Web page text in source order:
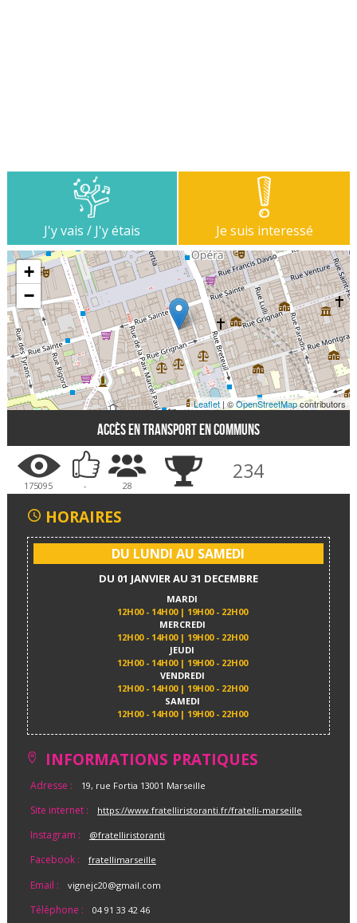
J'y vais / J'y étais Je suis interessé
+
−
Leaflet | ©OpenStreetMapcontributors
Accès en transport en communs
175095 - 28
234
HORAIRES
DU LUNDI AU SAMEDI
DU 01 JANVIER AU 31 DECEMBRE
MARDI
12H00 - 14H00 | 19H00 - 22H00
MERCREDI
12H00 - 14H00 | 19H00 - 22H00
JEUDI
12H00 - 14H00 | 19H00 - 22H00
VENDREDI
12H00 - 14H00 | 19H00 - 22H00
SAMEDI
12H00 - 14H00 | 19H00 - 22H00
INFORMATIONS PRATIQUES
Adresse : 19, rue Fortia 13001 Marseille
Site internet : https://www.fratelliristoranti.fr/fratelli-marseille
Instagram : @fratelliristoranti
Facebook : fratellimarseille
Email : vignejc20@gmail.com
Téléphone : 04 91 33 42 46